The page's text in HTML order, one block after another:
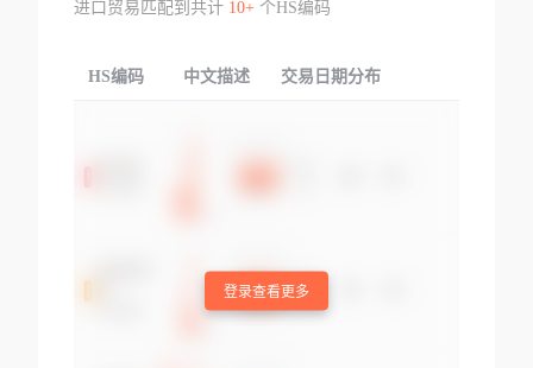
进口贸易匹配到共计 10+个HS编码
HS编码 中文描述 交易日期分布
登录查看更多